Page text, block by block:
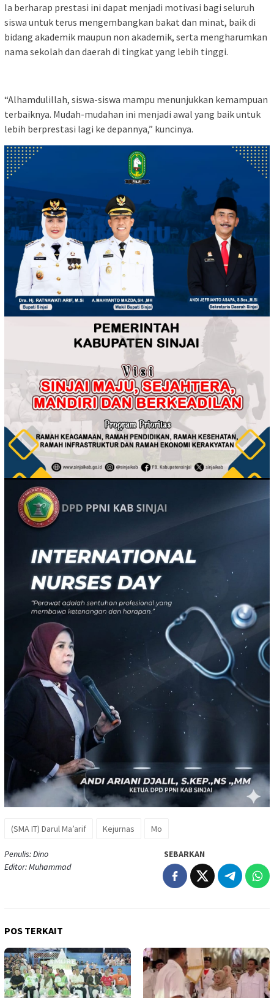
Ia berharap prestasi ini dapat menjadi motivasi bagi seluruh
siswa untuk terus mengembangkan bakat dan minat, baik di
bidang akademik maupun non akademik, serta mengharumkan
nama sekolah dan daerah di tingkat yang lebih tinggi.
“Alhamdulillah, siswa-siswa mampu menunjukkan kemampuan
terbaiknya. Mudah-mudahan ini menjadi awal yang baik untuk
lebih berprestasi lagi ke depannya,” kuncinya.
(SMA IT) Darul Ma’arif Kejurnas Mo
Penulis: Dino
Editor: Muhammad
SEBARKAN
POS TERKAIT